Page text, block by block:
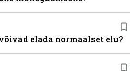
elada normaalset elu?